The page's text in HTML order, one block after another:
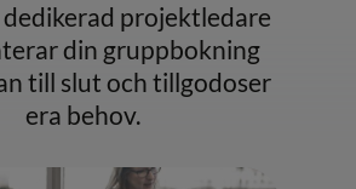
dedikerad projektledare
din gruppbokning
till slut och tillgodoser
era behov.